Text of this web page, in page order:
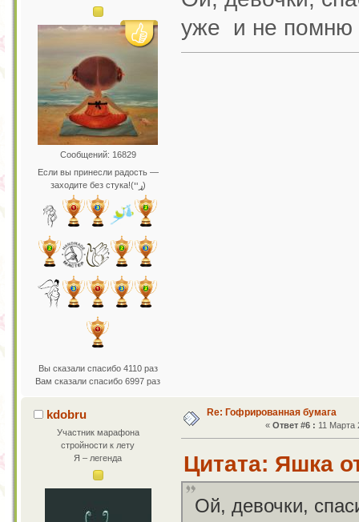
Сообщений: 16829
Если вы принесли радость —
заходите без стука!(ړײ)
Вы сказали спасибо 4110 раз
Вам сказали спасибо 6997 раз
уже и не
kdobru
Участник марафона
стройности к лету
Я – легенда
Re: Гофрированная бумага
«Ответ #6 : 11 Марта
Цитата: Яшка
Ой, девочки,